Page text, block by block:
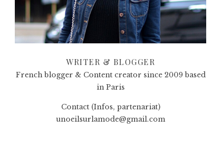
WRITER & BLOGGER
French blogger & Content creator since 2009 based
in Paris
Contact (Infos, partenariat)
unoeilsurlamode@gmail.com